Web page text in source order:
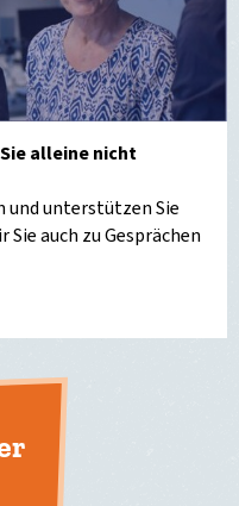
alleine nicht
und unterstützen Sie
auch zu Gesprächen